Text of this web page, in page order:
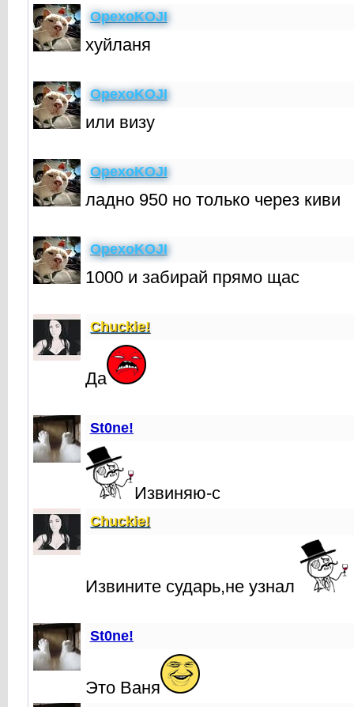
OpexoKOJI
хуйланя
OpexoKOJI
или визу
OpexoKOJI
ладно 950 но только через киви
OpexoKOJI
1000 и забирай прямо щас
Chuckie!
Да
St0ne!
Извиняю-с
Chuckie!
Извините сударь,не узнал
St0ne!
Это Ваня